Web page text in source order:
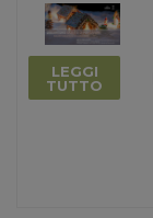
LEGGI
TUTTO